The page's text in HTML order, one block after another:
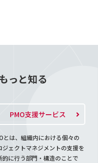
っと知る
PMO支援サービス
とは、組織内における個々の
ジェクトマネジメントの支援を
的に行う部門・構造のことで